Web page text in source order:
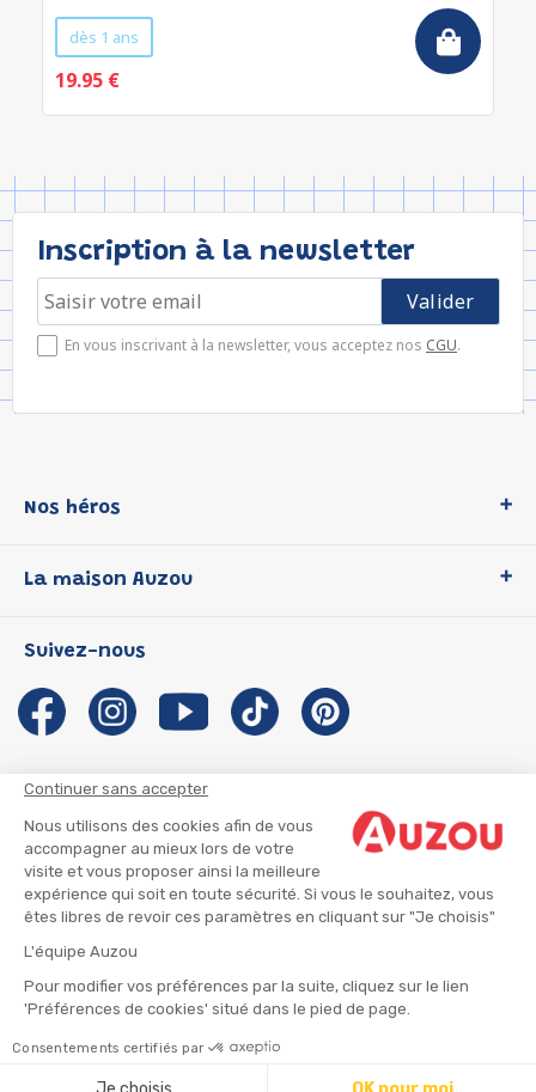
Continuer sans accepter
Nous utilisons des cookies afin de vous
accompagner au mieux lors de votre
visite et vous proposer ainsi la meilleure
expérience qui soit en toute sécurité. Si vous le souhaitez, vous
êtes libres de revoir ces paramètres en cliquant sur "Je choisis"
L'équipe Auzou
Pour modifier vos préférences par la suite, cliquez sur le lien
'Préférences de cookies' situé dans le pied de page.
Consentements certifiés par
dès 1 ans
19.95 €
Inscription à la newsletter
En vous inscrivant à la newsletter, vous acceptez nos CGU.
Nos héros
P'tit Loup
Les Influenceuses
Migali
Petite Taupe
La maison Auzou
Notre histoire
Auzou s'engage
Auteurs et illustrateurs Auzou
Suivre mon colis
Infos consommateur
Suivez-nous
CGU
CGV
Mentions légales
© 2026 - AUZOU |